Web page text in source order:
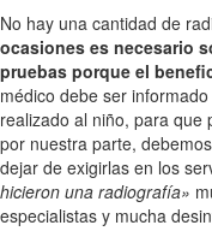
No hay una cantidad de
ocasiones es necesario
pruebas porque el
médico debe ser
realizado al niño, para que
por nuestra parte,
dejar de exigirlas en los
hicieron una radiografía»
especialistas y mucha